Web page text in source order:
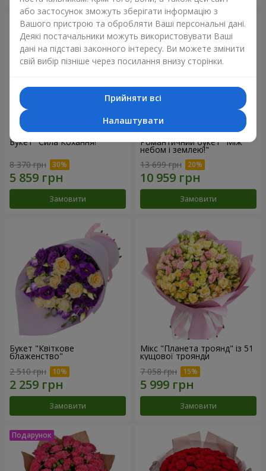
Букет "Сила Кохання!"
8 370 грн
Замовити
Романтичний букет "Між
небом і землею!"
13 699 грн
Замовити
Букет "Квіткове
блаженство"
2 510 грн
Замовити
Мікс "Планета троянд" із 51
кущової троянди
7 058 грн
Замовити
або застосунок зможуть зберігати інформацію з
Вашого пристрою та обробляти Ваші персональні дані.
Деякі постачальники можуть використовувати Ваші
дані на підставі законного інтересу. Ви можете змінити
свій вибір пізніше через посилання внизу сторінки.
Прийняти всі
Налаштувати